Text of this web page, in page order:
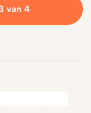
naar stap 3 van 4